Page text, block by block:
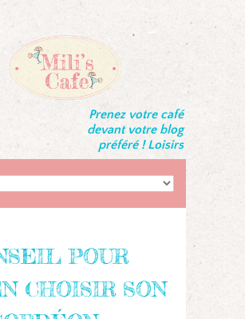
Prenez votre café
devant votre blog
préféré ! Loisirs
POUR
CHOISIR SON